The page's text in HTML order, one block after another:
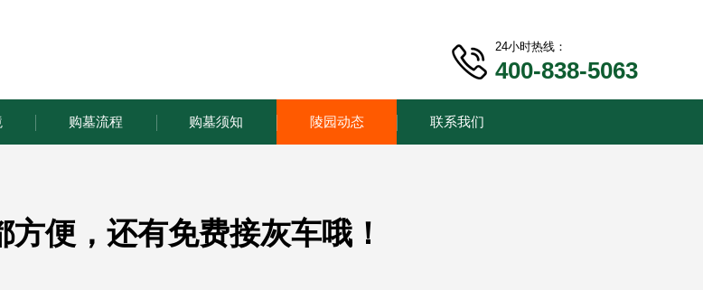
24小时热线：
400-838-5063
购墓流程 购墓须知 陵园动态 联系我们
便，还有免费接灰车哦！